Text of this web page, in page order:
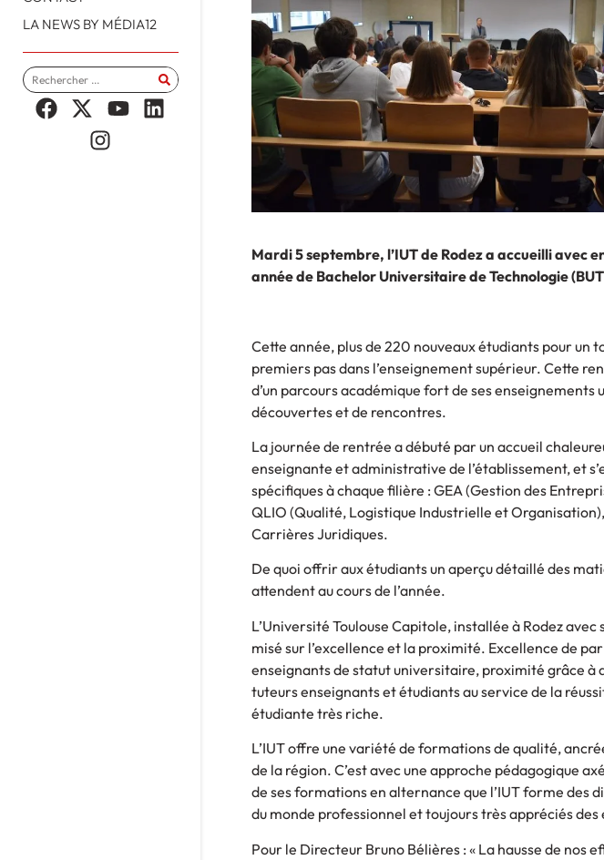
LA NEWS BY MÉDIA12
Mardi 5 septembre, l’IUT de Rodez a accueilli avec
année de Bachelor Universitaire de Technologie
Cette année, plus de 220 nouveaux étudiants pour
premiers pas dans l’enseignement supérieur. Cette
d’un parcours académique fort de ses
découvertes et de rencontres.
La journée de rentrée a débuté par un accueil
enseignante et administrative de l’établissement, et
spécifiques à chaque filière : GEA (Gestion des
QLIO (Qualité, Logistique Industrielle et
Carrières Juridiques.
De quoi offrir aux étudiants un aperçu détaillé des
attendent au cours de l’année.
L’Université Toulouse Capitole, installée à Rodez
misé sur l’excellence et la proximité. Excellence de
enseignants de statut universitaire, proximité grâce à
tuteurs enseignants et étudiants au service de la
étudiante très riche.
L’IUT offre une variété de formations de qualité,
de la région. C’est avec une approche pédagogique
de ses formations en alternance que l’IUT forme des
du monde professionnel et toujours très appréciés
Pour le Directeur Bruno Bélières : « La hausse de nos